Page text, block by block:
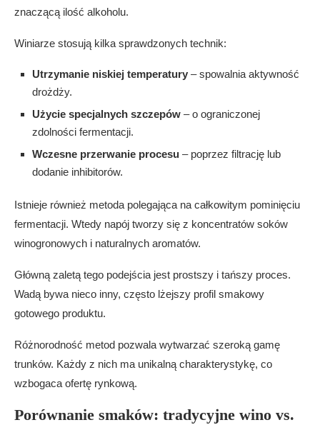
znaczącą ilość alkoholu.
Winiarze stosują kilka sprawdzonych technik:
Utrzymanie niskiej temperatury – spowalnia aktywność
drożdży.
Użycie specjalnych szczepów – o ograniczonej
zdolności fermentacji.
Wczesne przerwanie procesu – poprzez filtrację lub
dodanie inhibitorów.
Istnieje również metoda polegająca na całkowitym pominięciu
fermentacji. Wtedy napój tworzy się z koncentratów soków
winogronowych i naturalnych aromatów.
Główną zaletą tego podejścia jest prostszy i tańszy proces.
Wadą bywa nieco inny, często lżejszy profil smakowy
gotowego produktu.
Różnorodność metod pozwala wytwarzać szeroką gamę
trunków. Każdy z nich ma unikalną charakterystykę, co
wzbogaca ofertę rynkową.
Porównanie smaków: tradycyjne wino vs.